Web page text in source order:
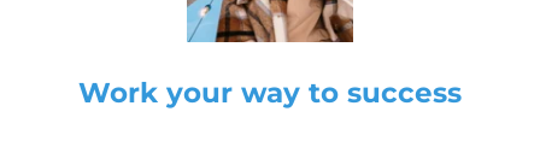
Work your way to success